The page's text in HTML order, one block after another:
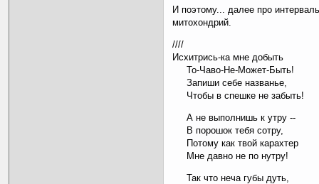
И поэтому... далее про
митохондрий.
////
Исхитрись-ка мне добыть
То-Чаво-Не-Может-Быть!
Запиши себе названье,
Чтобы в спешке не забыть!
А не выполнишь к утру --
В порошок тебя сотру,
Потому как твой карахтер
Мне давно не по нутру!
Так что неча губы дуть,